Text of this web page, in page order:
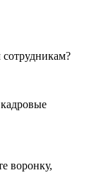
воронку,